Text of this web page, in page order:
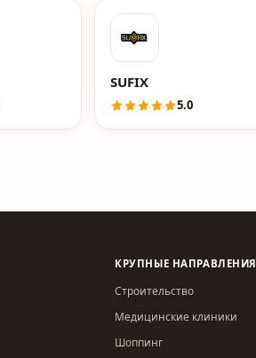
SUFIX
5.0
КРУПНЫЕ НАПРАВЛЕНИЯ
Строительство
Медицинские клиники
Шоппинг